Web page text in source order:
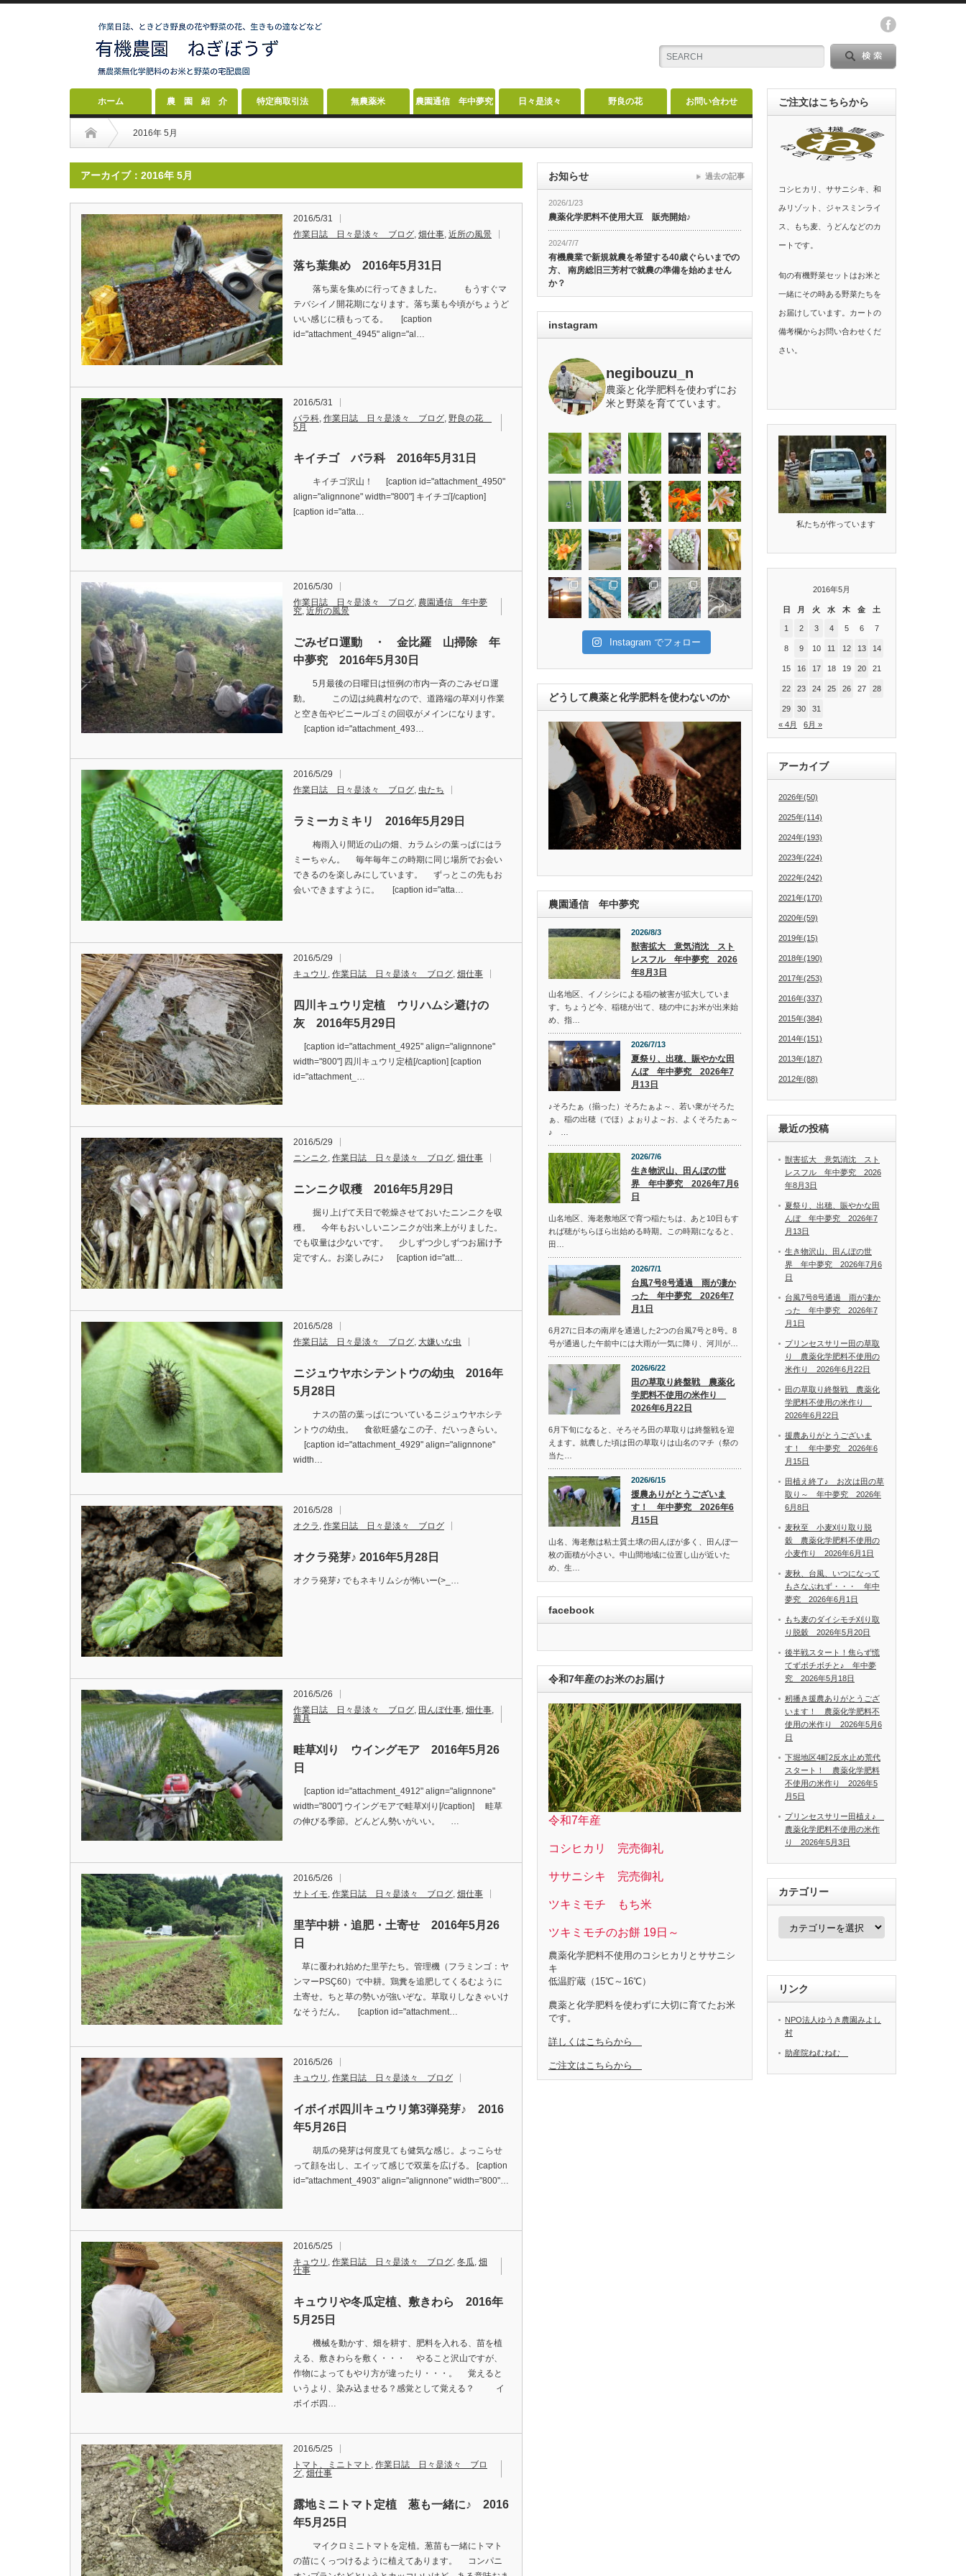
ホーム 農 園 紹 介 特定商取引法 無農薬米 農園通信 年中夢究 日々是淡々 野良の花 お問い合わせ
2016年 5月
アーカイブ：2016年 5月
2016/5/31
作業日誌 日々是淡々 ブログ, 畑仕事, 近所の風景
落ち葉集め 2016年5月31日
落ち葉を集めに行ってきました。 もうすぐマ
テバシイノ開花期になります。落ち葉も今頃がちょうど
いい感じに積もってる。 [caption
id="attachment_4945" align="al…
2016/5/31
バラ科, 作業日誌 日々是淡々 ブログ, 野良の花
5月
キイチゴ バラ科 2016年5月31日
キイチゴ沢山！ [caption id="attachment_4950"
align="alignnone" width="800"] キイチゴ[/caption]
[caption id="atta…
2016/5/30
作業日誌 日々是淡々 ブログ, 農園通信 年中夢
究, 近所の風景
ごみゼロ運動 ・ 金比羅 山掃除 年
中夢究 2016年5月30日
5月最後の日曜日は恒例の市内一斉のごみゼロ運
動。 この辺は純農村なので、道路端の草刈り作業
と空き缶やビニールゴミの回収がメインになります。
[caption id="attachment_493…
2016/5/29
作業日誌 日々是淡々 ブログ, 虫たち
ラミーカミキリ 2016年5月29日
梅雨入り間近の山の畑、カラムシの葉っぱにはラ
ミーちゃん。 毎年毎年この時期に同じ場所でお会い
できるのを楽しみにしています。 ずっとこの先もお
会いできますように。 [caption id="atta…
2016/5/29
キュウリ , 作業日誌 日々是淡々 ブログ, 畑仕事
四川キュウリ定植 ウリハムシ避けの
灰 2016年5月29日
[caption id="attachment_4925" align="alignnone"
width="800"] 四川キュウリ定植[/caption] [caption
id="attachment_…
2016/5/29
ニンニク , 作業日誌 日々是淡々 ブログ, 畑仕事
ニンニク収穫 2016年5月29日
掘り上げて天日で乾燥させておいたニンニクを収
穫。 今年もおいしいニンニクが出来上がりました。
でも収量は少ないです。 少しずつ少しずつお届け予
定ですん。お楽しみに♪ [caption id="att…
2016/5/28
作業日誌 日々是淡々 ブログ, 大嫌いな虫
ニジュウヤホシテントウの幼虫 2016年
5月28日
ナスの苗の葉っぱについているニジュウヤホシテ
ントウの幼虫。 食欲旺盛なこの子、だいっきらい。
[caption id="attachment_4929" align="alignnone"
width…
2016/5/28
オクラ , 作業日誌 日々是淡々 ブログ
オクラ発芽♪ 2016年5月28日
オクラ発芽♪ でもネキリムシが怖いー(>_…
2016/5/26
作業日誌 日々是淡々 ブログ, 田んぼ仕事, 畑仕事,
農具
畦草刈り ウイングモア 2016年5月26
日
[caption id="attachment_4912" align="alignnone"
width="800"] ウイングモアで畦草刈り[/caption] 畦草
の伸びる季節。どんどん勢いがいい。 …
2016/5/26
サトイモ, 作業日誌 日々是淡々 ブログ, 畑仕事
里芋中耕・追肥・土寄せ 2016年5月26
日
草に覆われ始めた里芋たち。管理機（フラミンゴ：ヤ
ンマーPSÇ60）で中耕。鶏糞を追肥してくるむように
土寄せ。ちと草の勢いが強いぞな。草取りしなきゃいけ
なそうだん。 [caption id="attachment…
2016/5/26
キュウリ , 作業日誌 日々是淡々 ブログ
イボイボ四川キュウリ第3弾発芽♪ 2016
年5月26日
胡瓜の発芽は何度見ても健気な感じ。よっこらせ
って顔を出し、エイッて感じで双葉を広げる。 [caption
id="attachment_4903" align="alignnone" width="800"…
2016/5/25
キュウリ , 作業日誌 日々是淡々 ブログ, 冬瓜, 畑
仕事
キュウリや冬瓜定植、敷きわら 2016年
5月25日
機械を動かす、畑を耕す、肥料を入れる、苗を植
える、敷きわらを敷く・・・ やること沢山ですが、
作物によってもやり方が違ったり・・・。 覚えると
いうより、染み込ませる？感覚として覚える？ イ
ボイボ四…
2016/5/25
トマト、ミニトマト , 作業日誌 日々是淡々 ブロ
グ, 畑仕事
露地ミニトマト定植 葱も一緒に♪ 2016
年5月25日
マイクロミニトマトを定植。葱苗も一緒にトマト
の苗にくっつけるように植えてあります。 コンパニ
お知らせ
2026/1/23
農薬化学肥料不使用大豆 販売開始♪
2024/7/7
有機農業で新規就農を希望する40歳ぐらいまでの
方、 南房総旧三芳村で就農の準備を始めません
か？
過去の記事
instagram
negibouzu_n
農薬と化学肥料を使わずにお
米と野菜を育てています。
Instagram でフォロー
どうして農薬と化学肥料を使わないのか
農園通信 年中夢究
2026/8/3
獣害拡大 意気消沈 スト
レスフル 年中夢究 2026
年8月3日
山名地区、イノシシによる稲の被害が拡大していま
す。ちょうど今、稲穂が出て、穂の中にお米が出来始
め、指…
2026/7/13
夏祭り、出穂、賑やかな田
んぼ 年中夢究 2026年7
月13日
♪そろたぁ（揃った）そろたぁよ～、若い衆がそろた
ぁ、稲の出穂（でほ）よぉりよ～お、よくそろたぁ～
♪ …
2026/7/6
生き物沢山、田んぼの世
界 年中夢究 2026年7月6
日
山名地区、海老敷地区で育つ稲たちは、あと10日もす
れば穂がちらほら出始める時期。この時期になると、
田…
2026/7/1
台風7号8号通過 雨が凄か
った 年中夢究 2026年7
月1日
6月27に日本の南岸を通過した2つの台風7号と8号。8
号が通過した午前中には大雨が一気に降り、河川が…
2026/6/22
田の草取り終盤戦 農薬化
学肥料不使用の米作り
2026年6月22日
6月下旬になると、そろそろ田の草取りは終盤戦を迎
えます。就農した頃は田の草取りは山名のマチ（祭の
当た…
2026/6/15
援農ありがとうございま
す！ 年中夢究 2026年6
月15日
山名、海老敷は粘土質土壌の田んぼが多く、田んぼ一
枚の面積が小さい。中山間地域に位置し山が近いた
め、生…
facebook
令和7年産のお米のお届け
令和7年産
コシヒカリ 完売御礼
ササニシキ 完売御礼
ツキミモチ もち米
ツキミモチのお餅 19日～
農薬化学肥料不使用のコシヒカリとササニシ
キ
低温貯蔵（15℃～16℃）
農薬と化学肥料を使わずに大切に育てたお米
です。
詳しくはこちらから
ご注文はこちらから
ご注文はこちらから
コシヒカリ、ササニシキ、和
みリゾット、ジャスミンライ
ス、もち麦、うどんなどのカ
ートです。
旬の有機野菜セットはお米と
一緒にその時ある野菜たちを
お届けしています。カートの
備考欄からお問い合わせくだ
さい。
私たちが作っています
2016年5月
日 月 火 水 木 金 土
1 2 3 4 5 6 7
8 9 10 11 12 13 14
15 16 17 18 19 20 21
22 23 24 25 26 27 28
29 30
31
« 4月
6月 »
アーカイブ
2026年(50)
2025年(114)
2024年(193)
2023年(224)
2022年(242)
2021年(170)
2020年(59)
2019年(15)
2018年(190)
2017年(253)
2016年(337)
2015年(384)
2014年(151)
2013年(187)
2012年(88)
最近の投稿
獣害拡大 意気消沈 スト
レスフル 年中夢究 2026
年8月3日
夏祭り、出穂、賑やかな田
んぼ 年中夢究 2026年7
月13日
生き物沢山、田んぼの世
界 年中夢究 2026年7月6
日
台風7号8号通過 雨が凄か
った 年中夢究 2026年7
月1日
プリンセスサリー田の草取
り 農薬化学肥料不使用の
米作り 2026年6月22日
田の草取り終盤戦 農薬化
学肥料不使用の米作り
2026年6月22日
援農ありがとうございま
す！ 年中夢究 2026年6
月15日
田植え終了♪ お次は田の草
取り～ 年中夢究 2026年
6月8日
麦秋至 小麦刈り取り脱
穀 農薬化学肥料不使用の
小麦作り 2026年6月1日
麦秋、台風、いつになって
もさなぶれず・・・ 年中
夢究 2026年6月1日
もち麦のダイシモチ刈り取
り脱穀 2026年5月20日
後半戦スタート！焦らず慌
てずボチボチと♪ 年中夢
究 2026年5月18日
籾播き援農ありがとうござ
います！ 農薬化学肥料不
使用の米作り 2026年5月6
日
下堀地区4町2反水止め荒代
スタート！ 農薬化学肥料
不使用の米作り 2026年5
月5日
プリンセスサリー田植え♪
農薬化学肥料不使用の米作
り 2026年5月3日
カテゴリー
カ
ー
リンク
NPO法人ゆうき農園みよし
村
助産院ねむねむ